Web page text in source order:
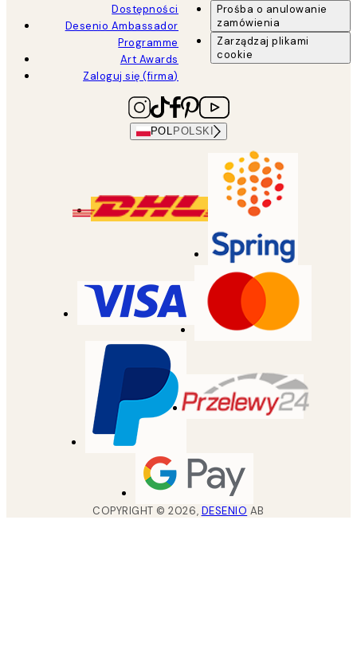
Dostępności
Desenio Ambassador
Programme
Art Awards
Zaloguj się (firma)
Prośba o anulowanie
zamówienia
Zarządzaj plikami
cookie
POL POLSKI
COPYRIGHT ©2026, DESENIO AB